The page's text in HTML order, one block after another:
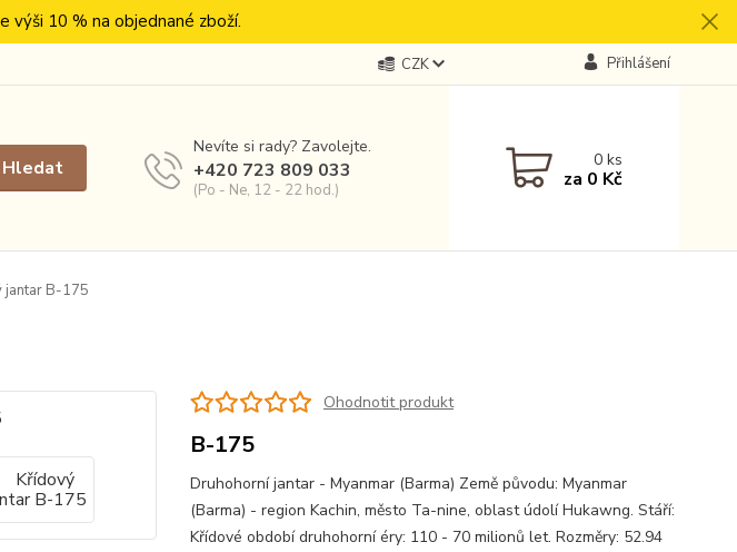
výši 10 % na objednané zboží.
CZK Přihlášení
Hledat
Nevíte si rady? Zavolejte.
+420 723 809 033
(Po - Ne, 12 - 22 hod.)
0ks
za 0 Kč
jantar B-175
Ohodnotit produkt
B-175
Druhohorní jantar - Myanmar (Barma) Země původu: Myanmar
(Barma) - region Kachin, město Ta-nine, oblast údolí Hukawng. Stáří:
Křídové období druhohorní éry: 110 - 70 milionů let. Rozměry: 52.94